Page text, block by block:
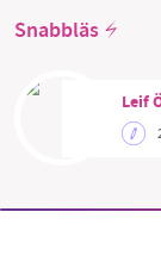
Snabbläs
Leif
SMB